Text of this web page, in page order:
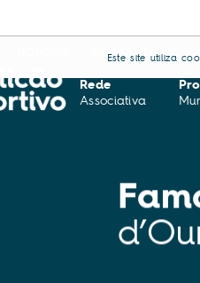
Este site utiliza
REGULAMENTOS
Rede
Associativa